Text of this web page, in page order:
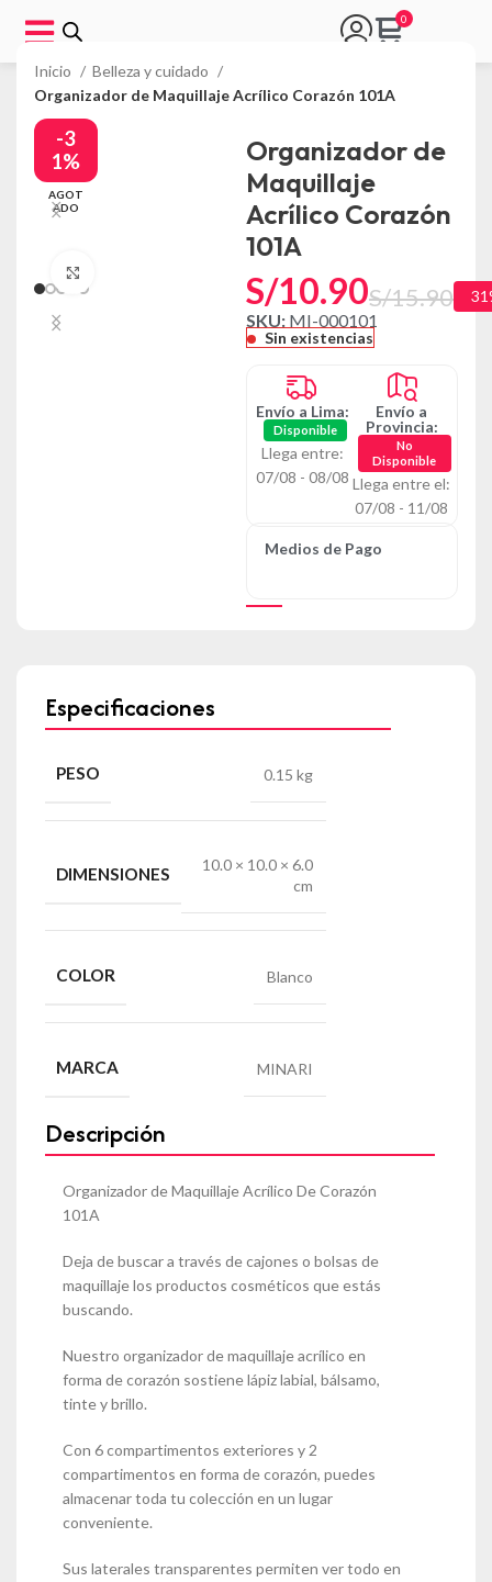
Inicio
Belleza y cuidado
Organizador de Maquillaje Acrílico Corazón 101A
-3
1%
AGOT
ADO
Organizador de
Maquillaje
Acrílico Corazón
101A
S/15.90
S/10.90
SKU: MI-000101
Sin existencias
Envío a Lima:
Disponible
Llega entre:
07/08 - 08/08
Envío a
Provincia:
No
Disponible
Llega entre el:
07/08 - 11/08
Medios de Pago
Especificaciones
PESO 0.15 kg
DIMENSIONES
10.0 × 10.0 × 6.0
cm
COLOR Blanco
MARCA MINARI
Descripción
Organizador de Maquillaje Acrílico De Corazón
101A
Deja de buscar a través de cajones o bolsas de
maquillaje los productos cosméticos que estás
buscando.
Nuestro organizador de maquillaje acrílico en
forma de corazón sostiene lápiz labial, bálsamo,
tinte y brillo.
Con 6 compartimentos exteriores y 2
compartimentos en forma de corazón, puedes
almacenar toda tu colección en un lugar
conveniente.
Sus laterales transparentes permiten ver todo en